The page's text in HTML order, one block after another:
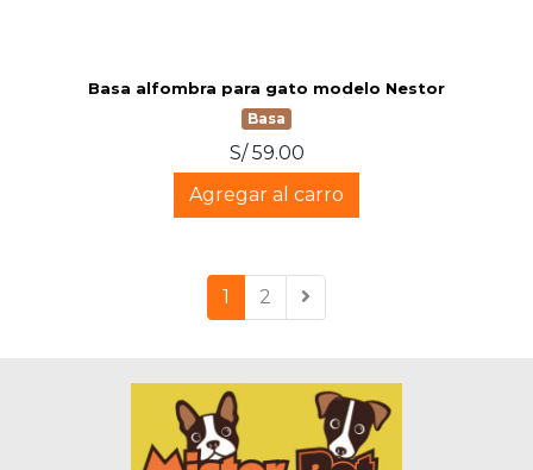
Basa alfombra para gato modelo Nestor
Basa
S/ 59.00
Agregar al carro
1 2